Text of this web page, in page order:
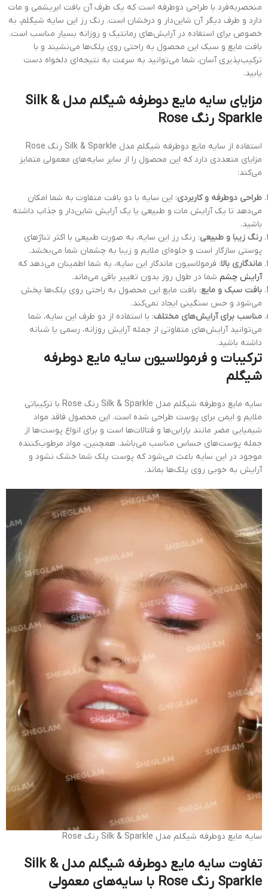
منحصربه‌فرد با طراحی دوطرفه است که یک طرف آن بافت ابریشمی و مات
دارد و طرف دیگر آن شاین‌دار و درخشان است. رنگ رز این سایه شیگلم، به
خصوص برای استفاده در آرایش‌های رمانتیک و روزانه بسیار مناسب است.
بافت مایع و سبک این محصول به راحتی روی پلک‌ها می‌نشیند و با
ترکیب‌پذیری آسان، شما می‌توانید به سرعت به نتیجه‌ای دلخواه دست
یابید.
مزایای سایه مایع دوطرفه شیگلم مدل Silk &
Sparkle رنگ Rose
استفاده از سایه مایع دوطرفه شیگلم مدل Silk & Sparkle رنگ Rose
مزایای متعددی دارد که این محصول را از سایر سایه‌های معمولی متمایز
می‌کند:
طراحی دوطرفه و کاربردی: این سایه با دو بافت متفاوت به شما امکان
می‌دهد تا یک آرایش مات و طبیعی یا یک آرایش شاین‌دار و جذاب داشته
باشید.
رنگ زیبا و طبیعی: رنگ رز این سایه، به صورت طبیعی با اکثر تناژهای
پوستی سازگار است و جلوه‌ای ملایم و زیبا به چشمان شما می‌بخشد.
ماندگاری بالا: فرمولاسیون ماندگار این سایه، به شما اطمینان می‌دهد که
آرایش چشم شما در طول روز بدون تغییر باقی می‌ماند.
بافت سبک و مایع: بافت مایع این محصول به راحتی روی پلک‌ها پخش
می‌شود و حس سنگینی ایجاد نمی‌کند.
مناسب برای آرایش‌های مختلف: با استفاده از دو طرف این سایه، شما
می‌توانید آرایش‌های متفاوتی از جمله آرایش روزانه، رسمی یا شبانه
داشته باشید.
ترکیبات و فرمولاسیون سایه مایع دوطرفه
شیگلم
سایه مایع دوطرفه شیگلم مدل Silk & Sparkle رنگ Rose با ترکیباتی
ملایم و ایمن برای پوست طراحی شده است. این محصول فاقد مواد
شیمیایی مضر مانند پارابن‌ها و فتالات‌ها است و برای انواع پوست‌ها از
جمله پوست‌های حساس مناسب می‌باشد. همچنین، مواد مرطوب‌کننده
موجود در این سایه باعث می‌شود که پوست پلک شما خشک نشود و
آرایش به خوبی روی پلک‌ها بماند.
سایه مایع دوطرفه شیگلم مدل Silk & Sparkle رنگ Rose
تفاوت سایه مایع دوطرفه شیگلم مدل Silk &
Sparkle رنگ Rose با سایه‌های معمولی